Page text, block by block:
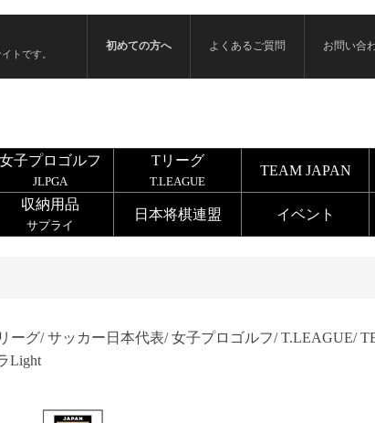
トです。
初めての方へ よくあるご質問 お問い合
女子プロゴルフ
JLPGA
Tリーグ
T.LEAGUE
TEAM JAPAN
収納用品
サプライ
日本将棋連盟 イベント
ーグ/ サッカー日本代表/ 女子プロゴルフ/ T.LEAGUE/
Light